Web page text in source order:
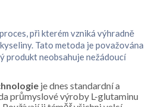
při kterém vzniká výhradně
Tato metoda je považována
produkt neobsahuje nežádoucí
je dnes standardní a
průmyslové výroby L-glutaminu